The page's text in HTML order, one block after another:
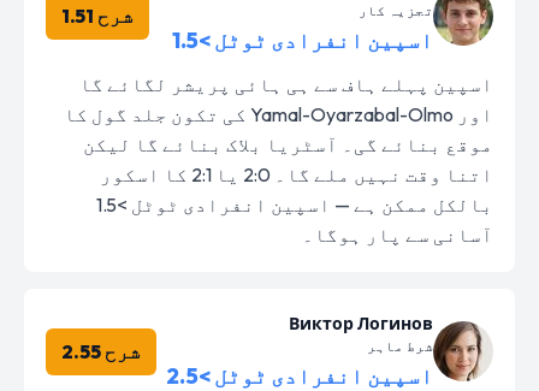
تجزیہ کار
اسپین انفرادی ٹوٹل >1.5
شرح 1.51
اسپین پہلے ہاف سے ہی ہائی پریشر لگائے گا
اور Yamal-Oyarzabal-Olmo کی تکون جلد گول کا
موقع بنائے گی۔ آسٹریا بلاک بنائے گا لیکن
اتنا وقت نہیں ملے گا۔ 2:0 یا 2:1 کا اسکور
بالکل ممکن ہے — اسپین انفرادی ٹوٹل >1.5
آسانی سے پار ہوگا۔
Виктор Логинов
شرط ماہر
اسپین انفرادی ٹوٹل >2.5
شرح 2.55